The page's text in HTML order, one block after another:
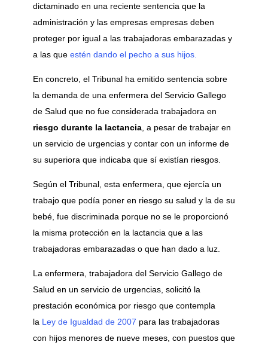
dictaminado en una reciente sentencia que la
administración y las empresas empresas deben
proteger por igual a las trabajadoras embarazadas y
a las que estén dando el pecho a sus hijos.
En concreto, el Tribunal ha emitido sentencia sobre
la demanda de una enfermera del Servicio Gallego
de Salud que no fue considerada trabajadora en
riesgo durante la lactancia, a pesar de trabajar en
un servicio de urgencias y contar con un informe de
su superiora que indicaba que sí existían riesgos.
Según el Tribunal, esta enfermera, que ejercía un
trabajo que podía poner en riesgo su salud y la de su
bebé, fue discriminada porque no se le proporcionó
la misma protección en la lactancia que a las
trabajadoras embarazadas o que han dado a luz.
La enfermera, trabajadora del Servicio Gallego de
Salud en un servicio de urgencias, solicitó la
prestación económica por riesgo que contempla
la Ley de Igualdad de 2007 para las trabajadoras
con hijos menores de nueve meses, con puestos que